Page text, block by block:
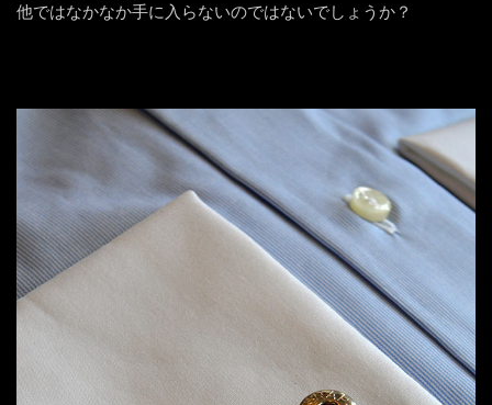
他ではなかなか手に入らないのではないでしょうか？